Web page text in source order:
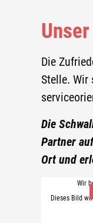
Die
Stelle. Wir
Die
Partner
Ort und
Wir
Dieses Bild